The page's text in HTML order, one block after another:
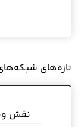
تازه‌های
نقش